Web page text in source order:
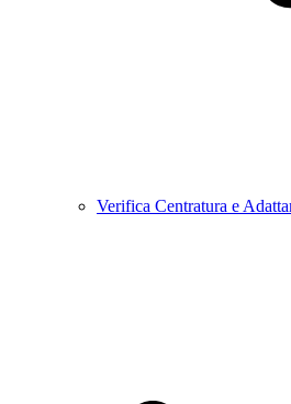
Verifica Centratura e